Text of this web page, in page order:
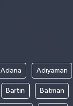
Adana Adıyaman
Bartın Batman